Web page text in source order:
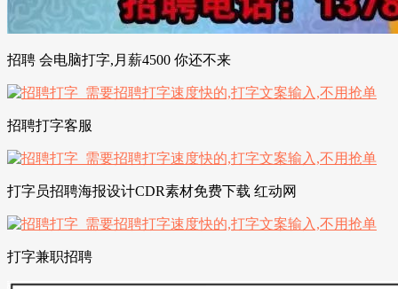
招聘 会电脑打字,月薪4500 你还不来
招聘打字客服
打字员招聘海报设计CDR素材免费下载 红动网
打字兼职招聘